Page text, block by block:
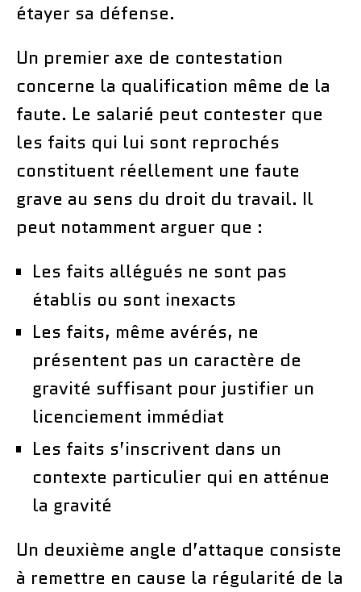
étayer sa défense.
Un premier axe de contestation
concerne la qualification même de la
faute. Le salarié peut contester que
les faits qui lui sont reprochés
constituent réellement une faute
grave au sens du droit du travail. Il
peut notamment arguer que :
Les faits allégués ne sont pas
établis ou sont inexacts
Les faits, même avérés, ne
présentent pas un caractère de
gravité suffisant pour justifier un
licenciement immédiat
Les faits s’inscrivent dans un
contexte particulier qui en atténue
la gravité
Un deuxième angle d’attaque consiste
à remettre en cause la régularité de la